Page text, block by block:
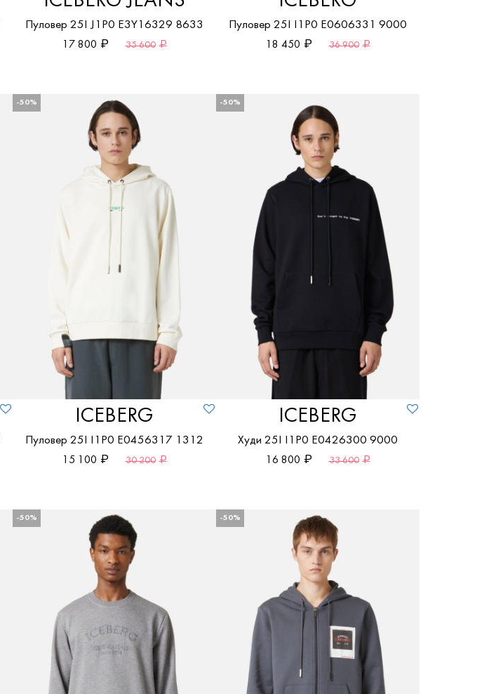
Пуловер 25I J1P0 E3Y16329 8633
17 800
35 600
Пуловер 25I I1P0 E0606331 9000
18 450
36 900
-50%
ICEBERG
Пуловер 25I I1P0 E0456317 1312
15 100
30 200
-50%
ICEBERG
Худи 25I I1P0 E0426300 9000
16 800
33 600
-50% -50%